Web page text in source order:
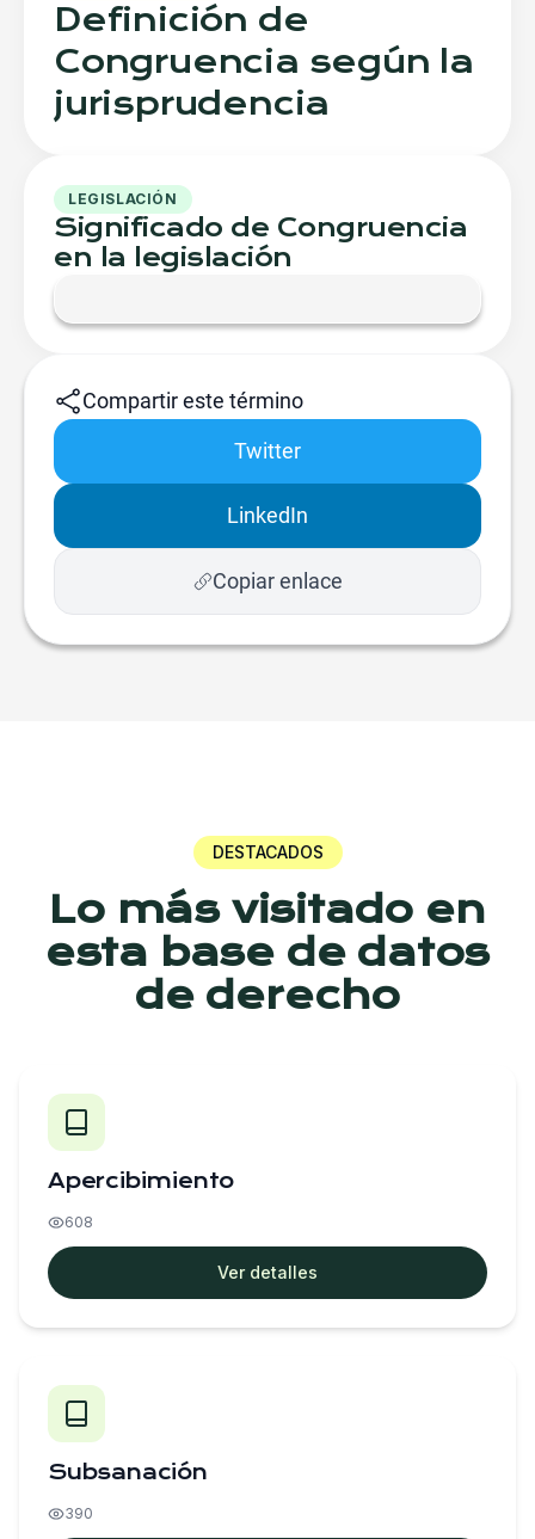
Definición de
Congruencia según la
jurisprudencia
LEGISLACIÓN
Significado de Congruencia
en la legislación
Compartir este término
Twitter
LinkedIn
Copiar enlace
DESTACADOS
Lo más visitado en
esta base de datos
de derecho
Apercibimiento
608
Ver detalles
Subsanación
390